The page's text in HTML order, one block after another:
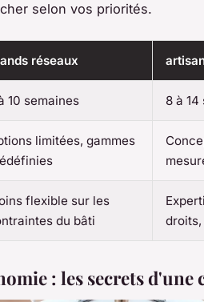
selon vos priorités.
réseaux
10 semaines 8 à
limitées, gammes
flexible sur les
du bâti
droits,
: les secrets d'une